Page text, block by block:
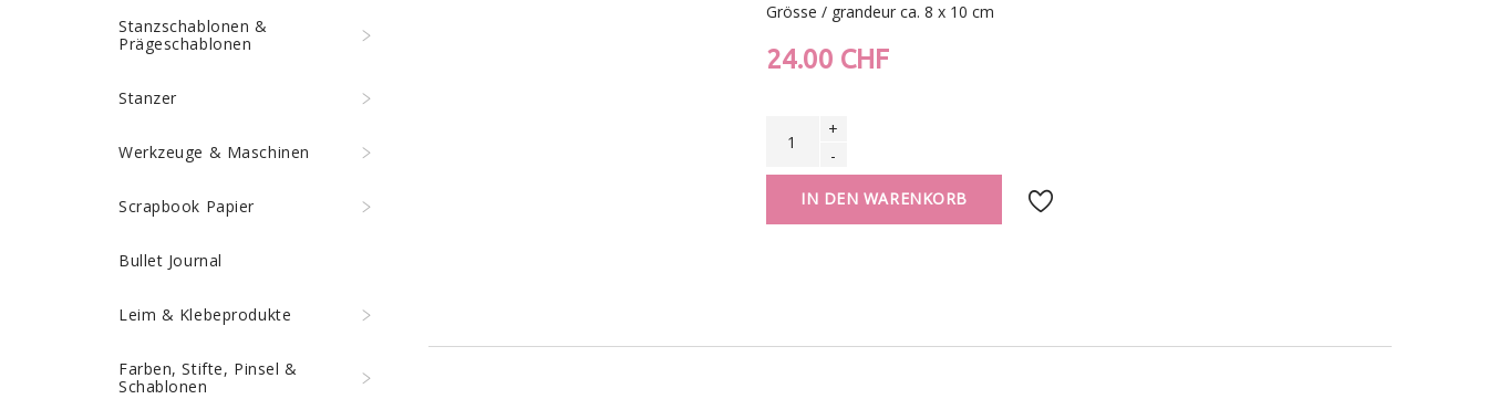
Grösse / grandeur ca. 8 x 10 cm
24.00 CHF
+
-
IN DEN WARENKORB 
Stanzschablonen &
Prägeschablonen
Stanzer
Werkzeuge & Maschinen
Scrapbook Papier
Bullet Journal
Leim & Klebeprodukte
Farben, Stifte, Pinsel &
Schablonen